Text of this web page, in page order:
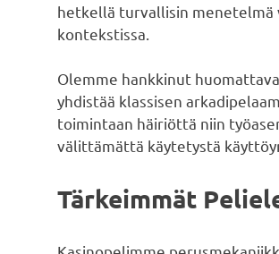
hetkellä turvallisin menetelmä
kontekstissa.
Olemme hankkinut
yhdistää klassisen
toimintaan häiriöttä niin
välittämättä käytetystä
Tärkeimmät